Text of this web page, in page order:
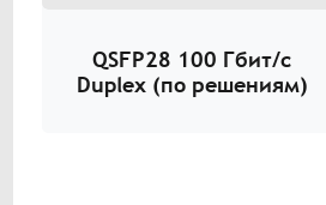
QSFP28 100 Гбит/с
Duplex (по решениям)